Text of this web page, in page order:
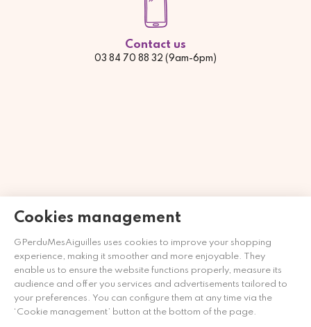
Cookies management
GPerduMesAiguilles uses cookies to improve your shopping
experience, making it smoother and more enjoyable. They
enable us to ensure the website functions properly, measure its
audience and offer you services and advertisements tailored to
your preferences. You can configure them at any time via the
‘Cookie management’ button at the bottom of the page.
Contact us
03 84 70 88 32 (9am-6pm)
Händler zugelassen von Gesellschaft für Garantierte
Bewertungen,Klicken Sie hier .